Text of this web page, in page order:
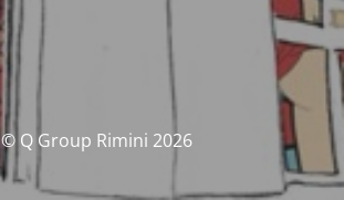
© Q Group Rimini 2026